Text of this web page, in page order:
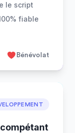
le script
fiable
Bénévolat